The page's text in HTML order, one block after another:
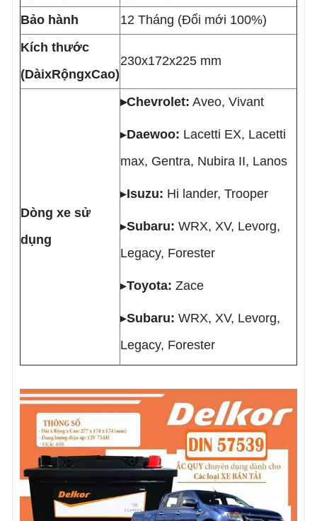
Bảo hành
12 Tháng (Đổi mới 100%)
Kích thước
(DàixRộngxCao)
230x172x225 mm
Dòng xe sử
dụng
▸Chevrolet: Aveo, Vivant
▸Daewoo: Lacetti EX, Lacetti
max, Gentra, Nubira II, Lanos
▸Isuzu: Hi lander, Trooper
▸Subaru: WRX, XV, Levorg,
Legacy, Forester
▸Toyota: Zace
▸Subaru: WRX, XV, Levorg,
Legacy, Forester